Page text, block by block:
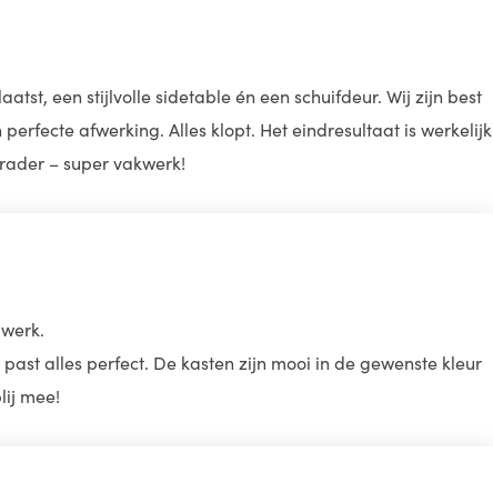
een stijlvolle sidetable én een schuifdeur. Wij zijn best
afwerking. Alles klopt. Het eindresultaat is werkelijk
– super vakwerk!
alles perfect. De kasten zijn mooi in de gewenste kleur
mee!